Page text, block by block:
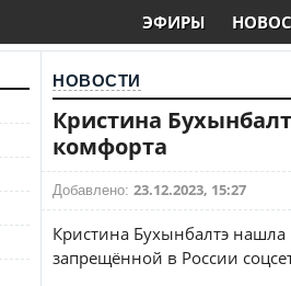
ЭФИРЫ
НОВОСТИ
Кристина
комфорта
Добавлено: 23.12.2023, 15:27
Кристина Бухынбалтэ
запрещённой в России